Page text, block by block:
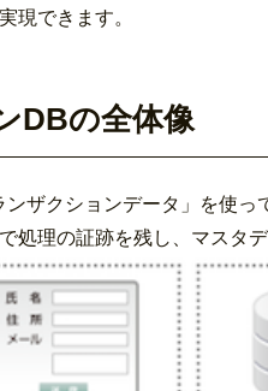
現できます。
DBの全体像
ンザクションデータ」を使
処理の証跡を残し、マスタ